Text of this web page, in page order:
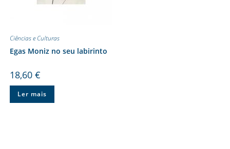
Ciências e Culturas
Egas Moniz no seu labirinto
18,60 €
Ler mais